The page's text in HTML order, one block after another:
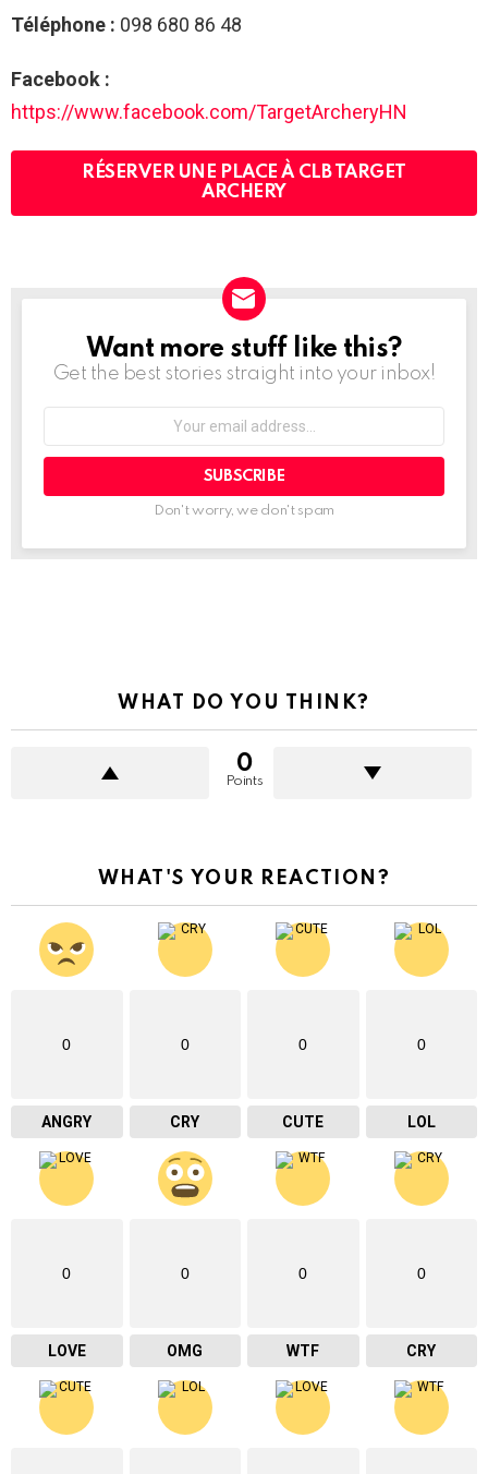
Téléphone : 098 680 86 48
Facebook :
https://www.facebook.com/TargetArcheryHN
RÉSERVER UNE PLACE À CLB TARGET
ARCHERY
NEWSLETTER
Want more stuff like this?
Get the best stories straight into your inbox!
address:
Don't worry, we don't spam
WHAT DO YOU THINK?
0
Points
WHAT'S YOUR REACTION?
0
ANGRY
0
CRY
0
CUTE
0
LOL
0
LOVE
0
OMG
0
WTF
0
CRY